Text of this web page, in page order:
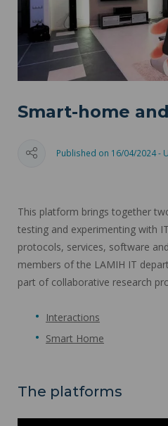
Smart-home
Published on 16/04/2024 -
This platform brings together
testing and experimenting with
protocols, services, software
members of the LAMIH IT
part of collaborative research
Interactions
Smart Home
The platforms